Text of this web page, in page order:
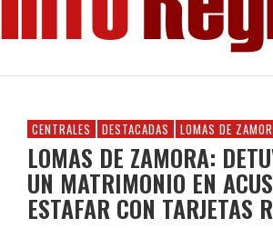
CENTRALES DESTACADAS LOMAS DE
LOMAS DE ZAMORA:
UN MATRIMONIO EN
ESTAFAR CON TARJETAS